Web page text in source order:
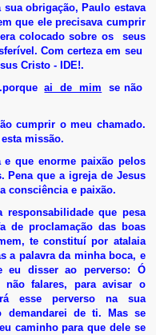
obrigação, Paulo estava
que ele precisava cumprir
colocado sobre os seus
Com certeza em seu
Cristo - IDE!.
ai de mim se não
cumprir o meu chamado.
missão.
que enorme paixão pelos
Pena que a igreja de Jesus
consciência e paixão.
responsabilidade que pesa
proclamação das boas
te constituí por atalaia
a palavra da minha boca, e
eu disser ao perverso: Ó
não falares, para avisar o
esse perverso na sua
demandarei de ti. Mas se
caminho para que dele se